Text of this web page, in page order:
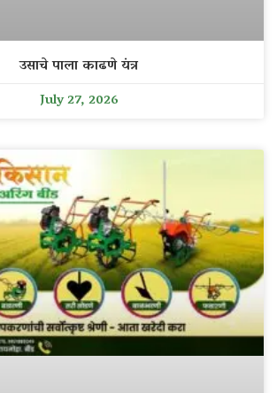
उसाचे पाला काढणे यंत्र
July 27, 2026